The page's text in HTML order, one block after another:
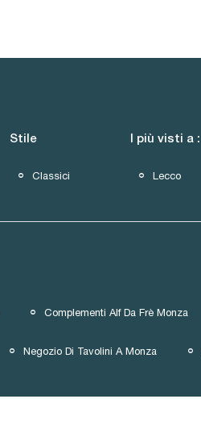
Stile
Classici
I più visti a :
Lecco
Complementi Alf Da Frè Monza
Negozio Di Tavolini A Monza